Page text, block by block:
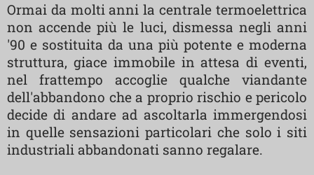
Ormai da molti anni la centrale termoelettrica
non accende più le luci, dismessa negli anni
'90 e sostituita da una più potente e moderna
struttura, giace immobile in attesa di eventi,
nel frattempo accoglie qualche viandante
dell'abbandono che a proprio rischio e pericolo
decide di andare ad ascoltarla immergendosi
in quelle sensazioni particolari che solo i siti
industriali abbandonati sanno regalare.